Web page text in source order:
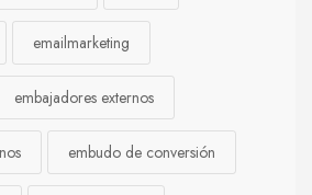
emailmarketing
embajadores externos
embudo de conversión